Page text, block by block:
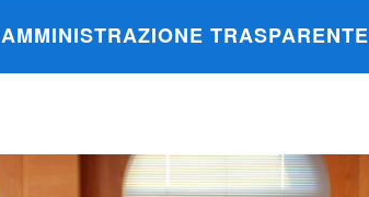
AMMINISTRAZIONE TRASPARENTE